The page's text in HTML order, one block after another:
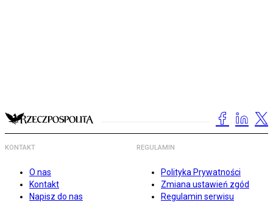
KONTAKT
O nas
Kontakt
Napisz do nas
REGULAMIN
Polityka Prywatności
Zmiana ustawień zgód
Regulamin serwisu